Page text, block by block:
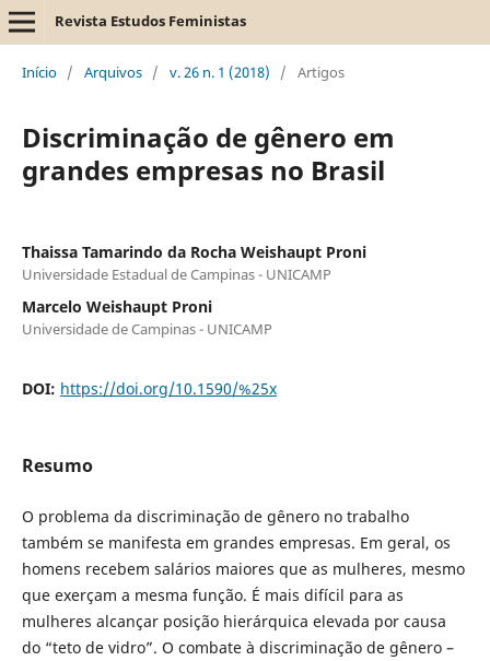
Revista Estudos Feministas
Início / Arquivos / v. 26 n. 1 (2018) / Artigos
Discriminação de gênero em
grandes empresas no Brasil
Thaissa Tamarindo da Rocha Weishaupt Proni
Universidade Estadual de Campinas - UNICAMP
Marcelo Weishaupt Proni
Universidade de Campinas - UNICAMP
DOI: https://doi.org/10.1590/%25x
Resumo
O problema da discriminação de gênero no trabalho
também se manifesta em grandes empresas. Em geral, os
homens recebem salários maiores que as mulheres, mesmo
que exerçam a mesma função. É mais difícil para as
mulheres alcançar posição hierárquica elevada por causa
do “teto de vidro”. O combate à discriminação de gênero –